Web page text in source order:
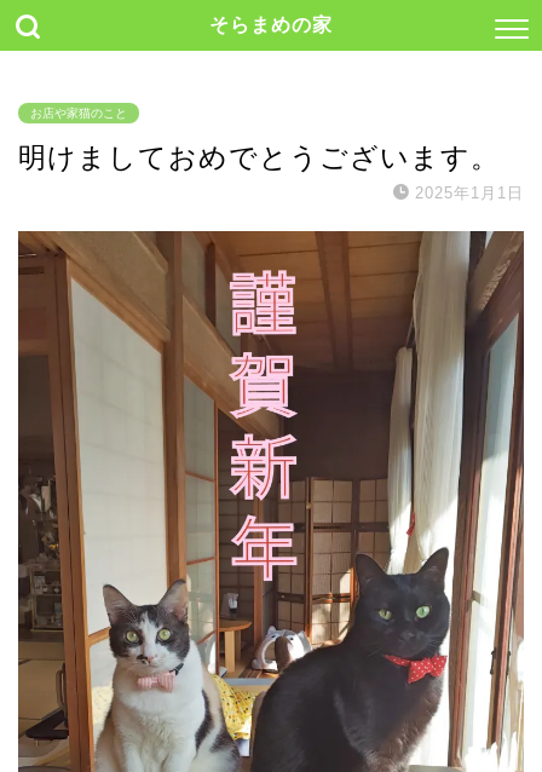
そらまめの家
お店や家猫のこと
明けましておめでとうございます。
2025年1月1日